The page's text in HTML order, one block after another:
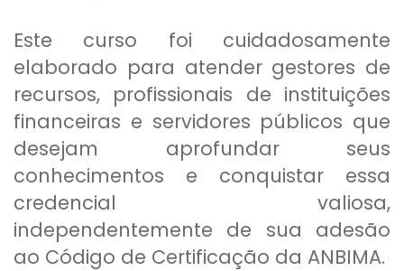
Este curso foi cuidadosamente
elaborado para atender gestores de
recursos, profissionais de instituições
financeiras e servidores públicos que
desejam aprofundar seus
conhecimentos e conquistar essa
credencial valiosa,
independentemente de sua adesão
ao Código de Certificação da ANBIMA.